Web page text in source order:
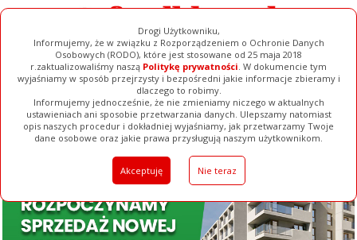
Drogi Użytkowniku,
Informujemy, że w związku z Rozporządzeniem o Ochronie Danych
Osobowych (RODO), które jest stosowane od 25 maja 2018
r.zaktualizowaliśmy naszą Politykę prywatności. W dokumencie tym
wyjaśniamy w sposób przejrzysty i bezpośredni jakie informacje zbieramy i
dlaczego to robimy.
Informujemy jednocześnie, że nie zmieniamy niczego w aktualnych
ustawieniach ani sposobie przetwarzania danych. Ulepszamy natomiast
opis naszych procedur i dokładniej wyjaśniamy, jak przetwarzamy Twoje
dane osobowe oraz jakie prawa przysługują naszym użytkownikom.
Akceptuję Nie teraz
Ogłoszenia Filmy Galerie Baza Firm Pełna Wersja